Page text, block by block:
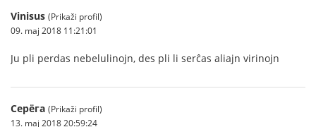
Vinisus (Prikaži profil)
09. maj 2018 11:21:01
Ju pli perdas nebelulinojn, des pli li serĉas aliajn virinojn
Серёга (Prikaži profil)
13. maj 2018 20:59:24